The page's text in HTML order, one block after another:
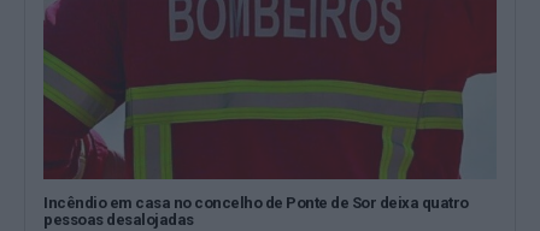
Incêndio em casa no concelho de Ponte de Sor deixa quatro
pessoas desalojadas